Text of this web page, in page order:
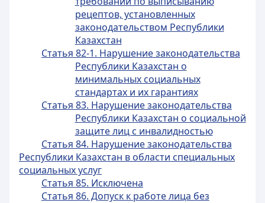
рецептов, установленных
законодательством Республики
Казахстан
Статья 82-1. Нарушение законодательства
Республики Казахстан о
минимальных социальных
стандартах и их гарантиях
Статья 83. Нарушение законодательства
Республики Казахстан о социальной
защите лиц с инвалидностью
Статья 84. Нарушение законодательства
Республики Казахстан в области специальных
социальных услуг
Статья 85. Исключена
Статья 86. Допуск к работе лица без